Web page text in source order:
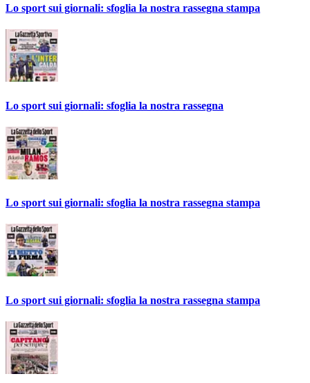
Lo sport sui giornali: sfoglia la nostra rassegna stampa
Lo sport sui giornali: sfoglia la nostra rassegna
Lo sport sui giornali: sfoglia la nostra rassegna stampa
Lo sport sui giornali: sfoglia la nostra rassegna stampa